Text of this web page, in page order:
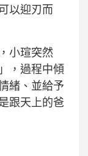
以迎刃而
小瑄突然
，過程中傾
緒、並給予
跟天上的爸